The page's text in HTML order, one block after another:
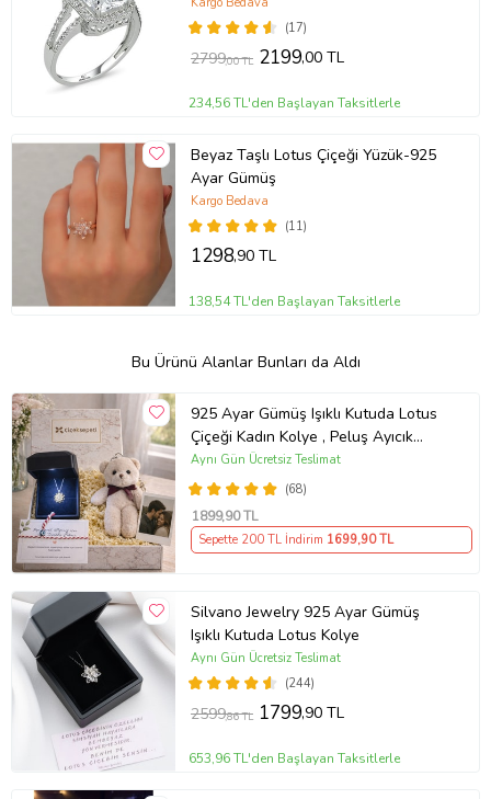
(17)
2799,00 TL 2199,00 TL
234,56 TL'den Başlayan Taksitlerle
Beyaz Taşlı Lotus Çiçeği Yüzük-925
Ayar Gümüş
(11)
Kargo Bedava
1298,90 TL
138,54 TL'den Başlayan Taksitlerle
Bu Ürünü Alanlar Bunları da Aldı
925 Ayar Gümüş Işıklı Kutuda Lotus
Çiçeği Kadın Kolye , Peluş Ayıcık
Anahtarlık Marteniçka Bileklik,
Polaroid Fotoğraf Hediye
(68)
Aynı Gün Ücretsiz Teslimat
1899,90 TL
Sepette 200 TL İndirim 1699,90 TL
Silvano Jewelry 925 Ayar Gümüş
Işıklı Kutuda Lotus Kolye
(244)
Aynı Gün Ücretsiz Teslimat
2599,86 TL 1799,90 TL
653,96 TL'den Başlayan Taksitlerle